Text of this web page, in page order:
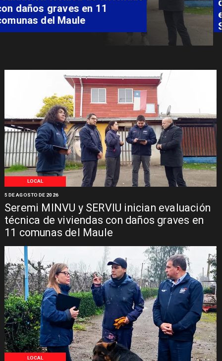
LOCAL
Seremi MINVU y SERVIU inician evaluación
técnica de viviendas con daños graves en
11 comunas del Maule
5 DE AGOSTO DE 2026
LOCAL
especializada de niño con
Síndrome de Intestino Corto